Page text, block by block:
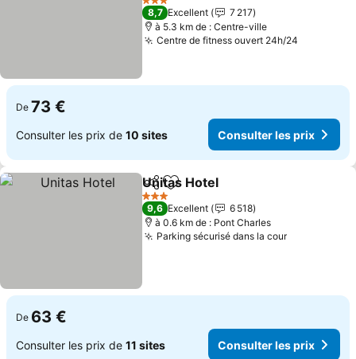
Consulter les prix
3 Étoiles
8,7 Excellent
7 217
à 5.3 km de : Centre-ville
Centre de fitness ouvert 24h/24
De 73 €
Consulter les prix de 10 sites Consulter les prix
PartagerAjouter à mes favoris
Unitas Hotel
3 Étoiles
9,6 Excellent
6 518
à 0.6 km de : Pont Charles
Parking sécurisé dans la courConsulter
De 63 €
Consulter les prix de 11 sites Consulter les prix